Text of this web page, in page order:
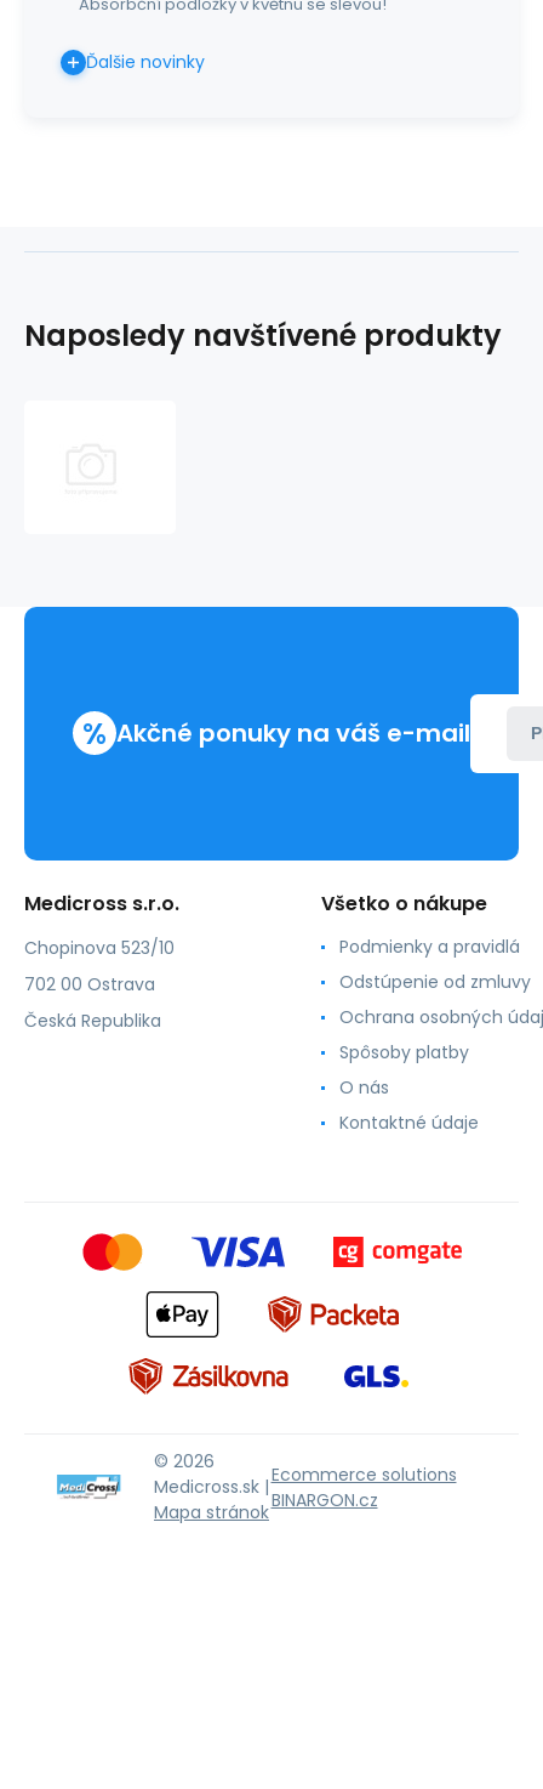
Ďalšie novinky
Naposledy navštívené produkty
% Akčné ponuky na váš e-mail
Medicross s.r.o.
Chopinova 523/10
702 00 Ostrava
Česká Republika
Všetko o nákupe
Podmienky a pravidlá
Odstúpenie od zmluvy
Ochrana osobných
Spôsoby platby
O nás
Kontaktné údaje
© 2026
Medicross.sk |
Mapa stránok
Ecommerce solutions
BINARGON.cz